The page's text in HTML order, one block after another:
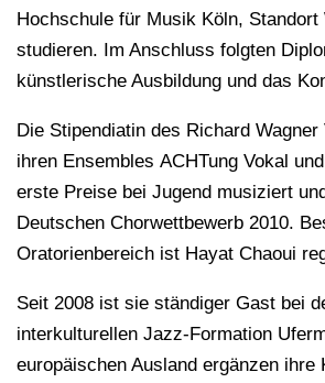
Hochschule für Musik Köln,
studieren. Im Anschluss folgten
künstlerische Ausbildung und das
Die Stipendiatin des Richard
ihren Ensembles ACHTung Vokal
erste Preise bei Jugend musiziert
Deutschen Chorwettbewerb 2010.
Oratorienbereich ist Hayat Chaoui
Seit 2008 ist sie ständiger Gast bei
interkulturellen Jazz-Formation
europäischen Ausland ergänzen